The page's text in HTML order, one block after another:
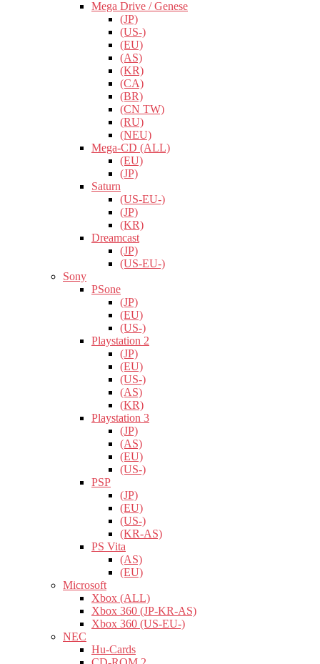
Mega Drive / Genese
(JP)
(US-)
(EU)
(AS)
(KR)
(CA)
(BR)
(CN TW)
(RU)
(NEU)
Mega-CD (ALL)
(EU)
(JP)
Saturn
(US-EU-)
(JP)
(KR)
Dreamcast
(JP)
(US-EU-)
Sony
PSone
(JP)
(EU)
(US-)
Playstation 2
(JP)
(EU)
(US-)
(AS)
(KR)
Playstation 3
(JP)
(AS)
(EU)
(US-)
PSP
(JP)
(EU)
(US-)
(KR-AS)
PS Vita
(AS)
(EU)
Microsoft
Xbox (ALL)
Xbox 360 (JP-KR-AS)
Xbox 360 (US-EU-)
NEC
Hu-Cards